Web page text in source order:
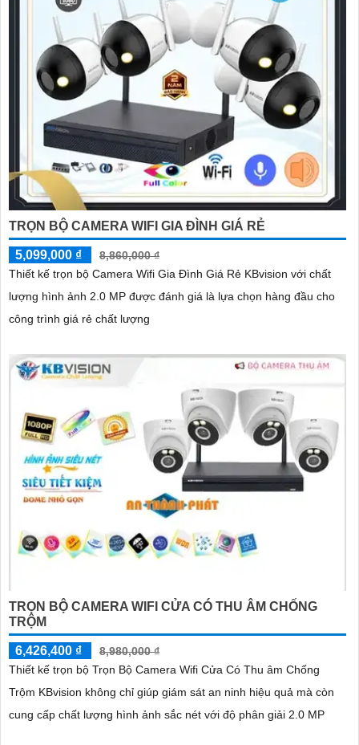
TRỌN BỘ CAMERA WIFI GIA ĐÌNH GIÁ RẺ
5,099,000 ₫
8,860,000 ₫
Thiết kế trọn bộ Camera Wifi Gia Đình Giá Rẻ KBvision với chất
lượng hình ảnh 2.0 MP được đánh giá là lựa chọn hàng đầu cho
công trình giá rẻ chất lượng
TRỌN BỘ CAMERA WIFI CỬA CÓ THU ÂM CHỐNG
TRỘM
6,426,400 ₫
8,980,000 ₫
Thiết kế trọn bộ Trọn Bộ Camera Wifi Cửa Có Thu âm Chống
Trộm KBvision không chỉ giúp giám sát an ninh hiệu quả mà còn
cung cấp chất lượng hình ảnh sắc nét với độ phân giải 2.0 MP